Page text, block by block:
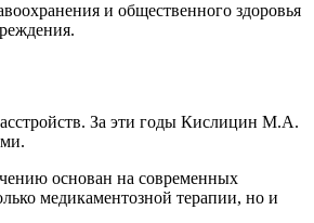
и общественного здоровья
За эти годы Кислицин М.А.
основан на современных
медикаментозной терапии, но и